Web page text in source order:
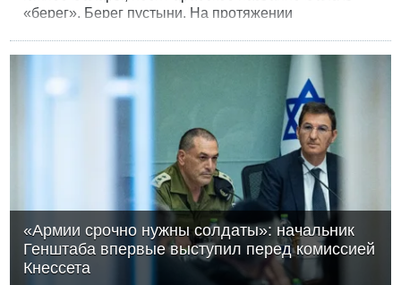
«берег». Берег пустыни. На протяжении
государства, перебивавшиеся международной
помощью.
«Армии срочно нужны солдаты»: начальник
Генштаба впервые выступил перед комиссией
Кнессета